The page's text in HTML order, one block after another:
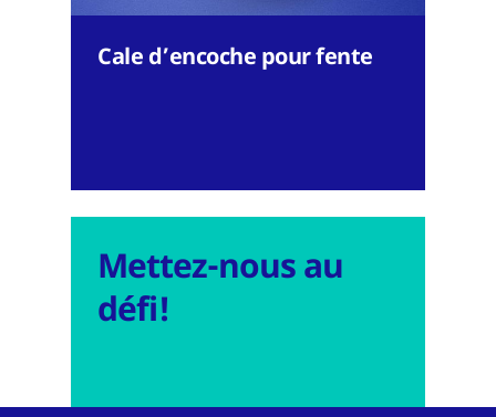
Cale d’encoche pour fente
Mettez-nous au
défi!